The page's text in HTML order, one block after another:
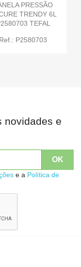
PRESSÃO
TRENDY 6L
TEFAL
Ref.: P2580703
novidades e
e a Política de